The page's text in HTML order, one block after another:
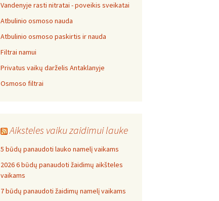
Vandenyje rasti nitratai - poveikis sveikatai
Atbulinio osmoso nauda
Atbulinio osmoso paskirtis ir nauda
Filtrai namui
Privatus vaikų darželis Antaklanyje
Osmoso filtrai
Aiksteles vaiku zaidimui lauke
5 būdų panaudoti lauko namelį vaikams
2026 6 būdų panaudoti žaidimų aikšteles
vaikams
7 būdų panaudoti žaidimų namelį vaikams